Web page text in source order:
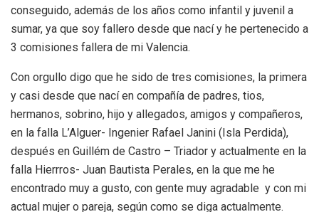
conseguido, además de los años como infantil y juvenil a
sumar, ya que soy fallero desde que nací y he pertenecido a
3 comisiones fallera de mi Valencia.
Con orgullo digo que he sido de tres comisiones, la primera
y casi desde que nací en compañía de padres, tios,
hermanos, sobrino, hijo y allegados, amigos y compañeros,
en la falla L’Alguer- Ingenier Rafael Janini (Isla Perdida),
después en Guillém de Castro – Triador y actualmente en la
falla Hierrros- Juan Bautista Perales, en la que me he
encontrado muy a gusto, con gente muy agradable y con mi
actual mujer o pareja, según como se diga actualmente.